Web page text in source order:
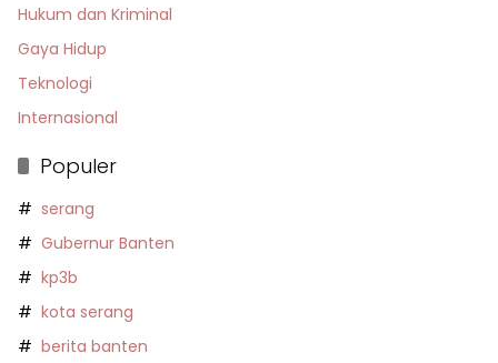
Hukum dan Kriminal
Gaya Hidup
Teknologi
Internasional
Populer
serang
Gubernur Banten
kp3b
kota serang
berita banten